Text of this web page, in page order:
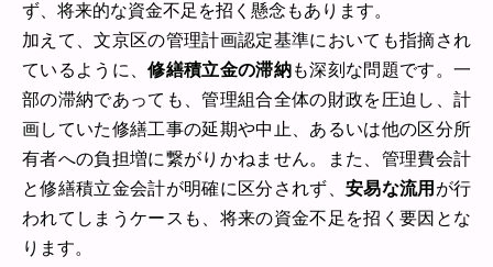
ず、将来的な資金不足を招く懸念もあります。
加えて、文京区の管理計画認定基準においても指摘され
ているように、修繕積立金の滞納も深刻な問題です。一
部の滞納であっても、管理組合全体の財政を圧迫し、計
画していた修繕工事の延期や中止、あるいは他の区分所
有者への負担増に繋がりかねません。また、管理費会計
と修繕積立金会計が明確に区分されず、 安易な流用 が行
われてしまうケースも、将来の資金不足を招く要因とな
ります。